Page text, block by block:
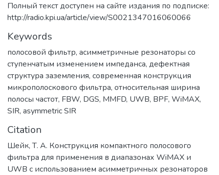
Полный текст доступен на сайте издания по подписке:
http://radio.kpi.ua/article/view/S0021347016060066
Keywords
полосовой фильтр, асимметричные резонаторы со
ступенчатым изменением импеданса, дефектная
структура заземления, современная конструкция
микрополоскового фильтра, относительная ширина
полосы частот, FBW, DGS, MMFD, UWB, BPF, WiMAX,
SIR, asymmetric SIR
Citation
Шейк, Т. А. Конструкция компактного полосового
фильтра для применения в диапазонах WiMAX и
UWB с использованием асимметричных резонаторов